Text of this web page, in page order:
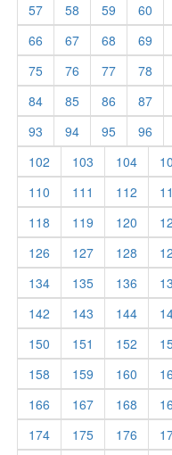
57
58 59 60
66
67 68 69
75
76 77 78
84
85 86 87
93
94 95 96
102
103 104
110
111 112
118
119 120
126
127 128
134
135 136
142
143 144
150
151 152
158
159 160
166
167 168
174
175 176